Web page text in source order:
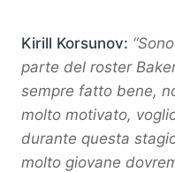
Kirill Korsunov:
parte del roster
sempre fatto bene,
molto motivato,
durante questa
molto giovane